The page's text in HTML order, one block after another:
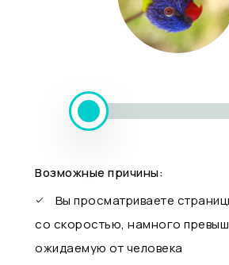
Возможные причины:
Вы просматриваете
со скоростью, намного
ожидаемую от человека